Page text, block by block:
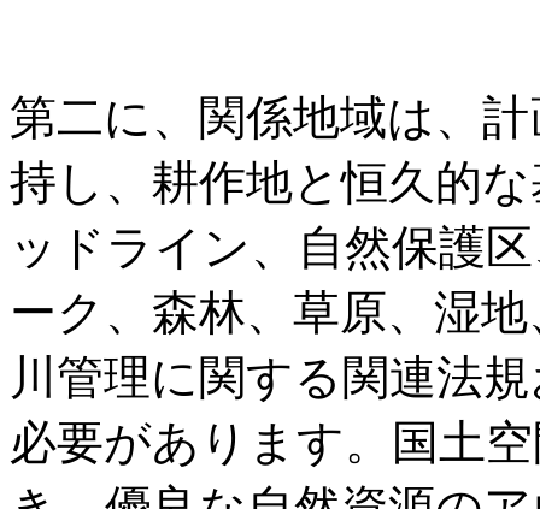
第二に、関係地域は、
持し、耕作地と恒久的
ッドライン、自然保護
ーク、森林、草原、湿
川管理に関する関連法
必要があります。国土